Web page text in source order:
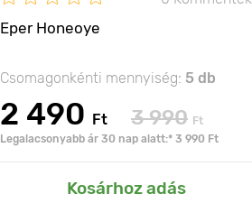
Eper Honeoye
Csomagonkénti mennyiség: 5 db
2 490 Ft 3 990 Ft
Legalacsonyabb ár 30 nap alatt:* 3 990 Ft
Kosárhoz adás